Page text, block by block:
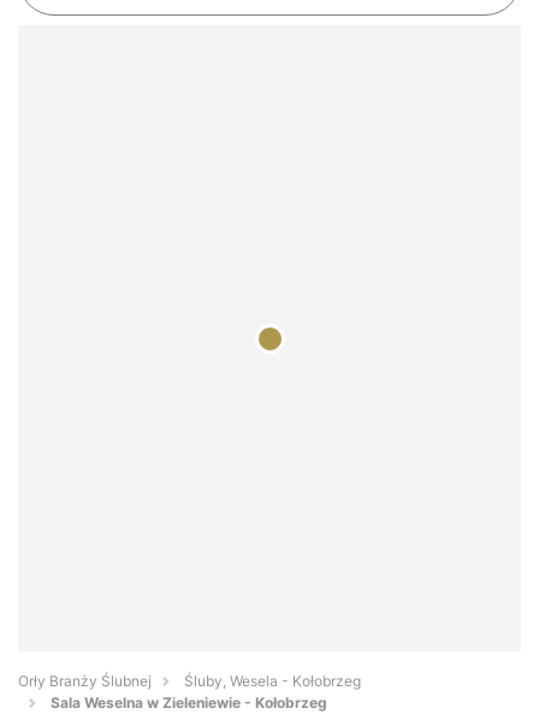
Orły Branży Ślubnej
Śluby, Wesela - Kołobrzeg
Sala Weselna w Zieleniewie - Kołobrzeg